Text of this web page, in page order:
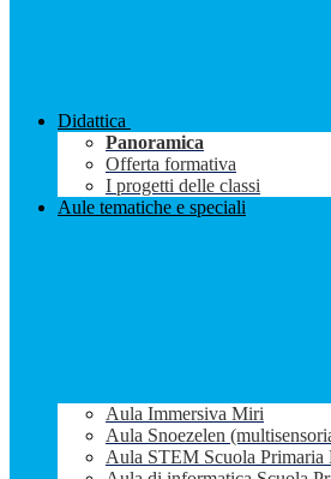
Didattica
Panoramica
Offerta formativa
I progetti delle classi
Aule tematiche e speciali
Aula Immersiva Miri
Aula Snoezelen
Aula STEM Scuola Primaria